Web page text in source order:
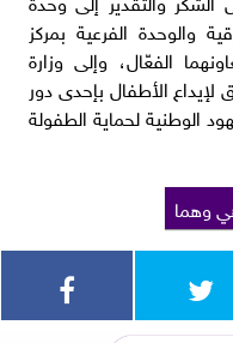
والوحدة الفرعية بمركز
الفعّال، وإلى وزارة
الأطفال بإحدى دور
الوطنية لحماية الطفولة
وهما